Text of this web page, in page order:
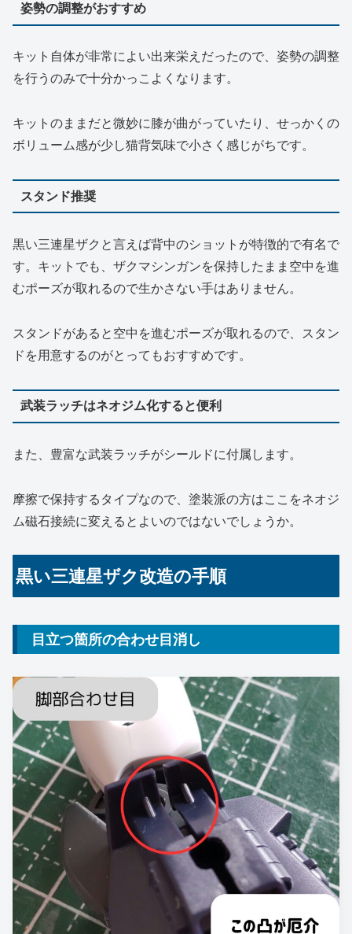
姿勢の調整がおすすめ
キット自体が非常によい出来栄えだったので、姿勢の調整
を行うのみで十分かっこよくなります。
キットのままだと微妙に膝が曲がっていたり、せっかくの
ボリューム感が少し猫背気味で小さく感じがちです。
スタンド推奨
黒い三連星ザクと言えば背中のショットが特徴的で有名で
す。キットでも、ザクマシンガンを保持したまま空中を進
むポーズが取れるので生かさない手はありません。
スタンドがあると空中を進むポーズが取れるので、スタン
ドを用意するのがとってもおすすめです。
武装ラッチはネオジム化すると便利
また、豊富な武装ラッチがシールドに付属します。
摩擦で保持するタイプなので、塗装派の方はここをネオジ
ム磁石接続に変えるとよいのではないでしょうか。
黒い三連星ザク改造の手順
目立つ箇所の合わせ目消し